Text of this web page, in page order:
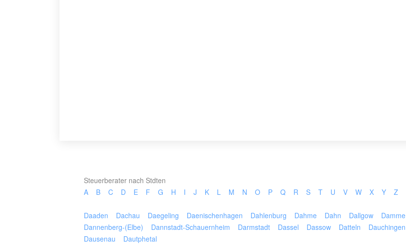
Steuerberater nach Stdten
A
B C D E F G H I J K L M N O P Q R S T U V W X Y Z
Daaden Dachau Daegeling Daenischenhagen Dahlenburg Dahme Dahn Dallgow
Damme
Dannenberg-(Elbe)
Dannstadt-Schauernheim Darmstadt Dassel Dassow Datteln Dauchingen
Dausenau
Dautphetal